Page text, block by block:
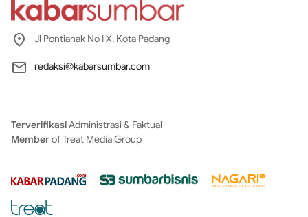
Jl Pontianak No I X, Kota Padang
redaksi@kabarsumbar.com
TerverifikasiAdministrasi & Faktual
Memberof Treat Media Group